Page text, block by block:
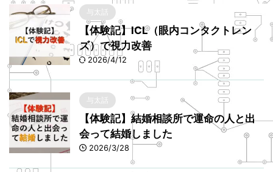
与太話
【体験記】ICL（眼内コンタクトレン
ズ）で視力改善
2026/4/12
与太話
【体験記】結婚相談所で運命の人と出
会って結婚しました
2026/3/28